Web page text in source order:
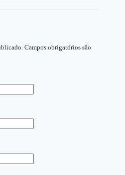
Campos obrigatórios são